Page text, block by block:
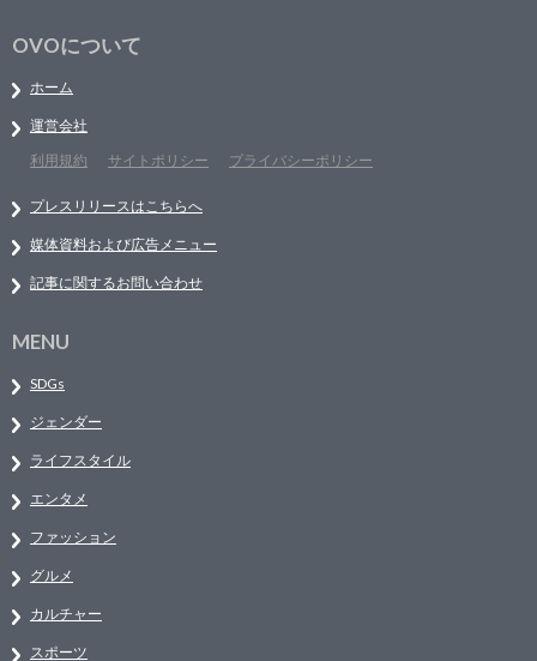
OVOについて
ホーム
運営会社
利用規約
サイトポリシー プライバシーポリシー
プレスリリースはこちらへ
媒体資料および広告メニュー
記事に関するお問い合わせ
MENU
SDGs
ジェンダー
ライフスタイル
エンタメ
ファッション
グルメ
カルチャー
スポーツ